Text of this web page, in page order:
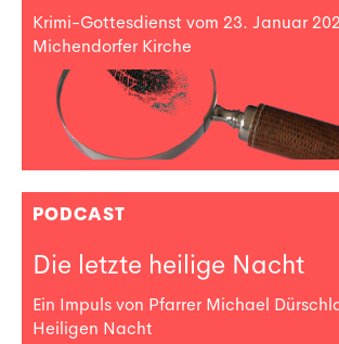
Krimi-Gottesdienst vom 23. Januar
Michendorfer Kirche
PODCAST
Die letzte heilige Nacht
Ein Impuls von Pfarrer Michael
Heiligen Nacht